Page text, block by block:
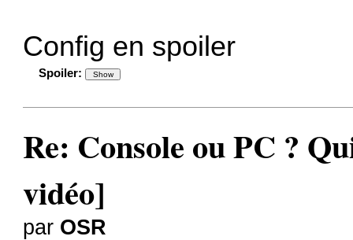
Config en spoiler
Spoiler:
Re: Console ou PC ?
vidéo]
par OSR